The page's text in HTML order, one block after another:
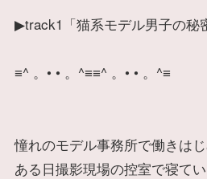
▶track1「猫系モデル男子の秘
≡^ 。• • 。^≡≡^ 。• • 。^≡
憧れのモデル事務所で働きはじ
ある日撮影現場の控室で寝てい